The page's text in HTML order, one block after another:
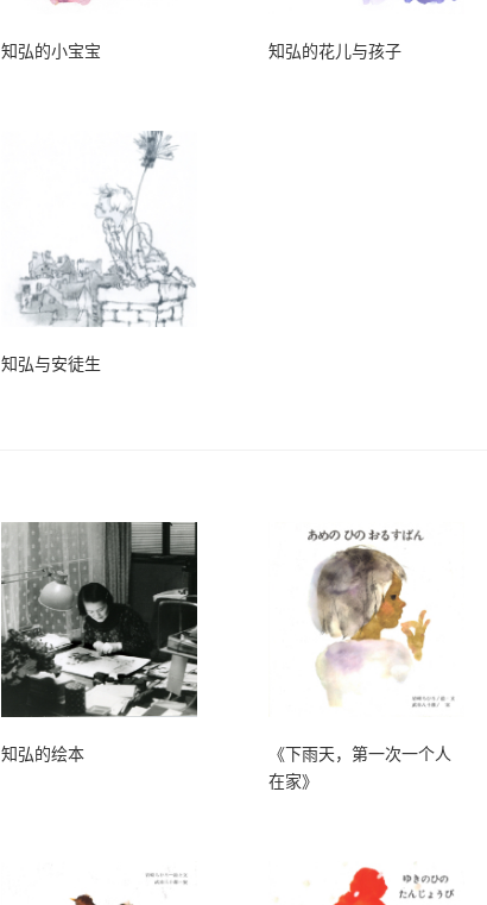
知弘的小宝宝 知弘的花儿与孩子
知弘与安徒生
知弘的绘本
《下雨天，第一次一个人
在家》